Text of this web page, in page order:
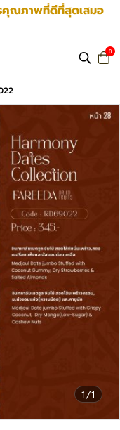
รคุณภาพที่ดีที่สุดเสมอ
0
1/1